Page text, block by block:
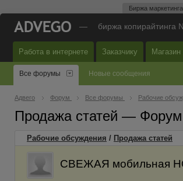
Биржа маркетинга
— биржа копирайтинга
Работа в интернете Заказчику Магазин
Все форумы Новые сообщения
Адвего Форум Все форумы Рабочие
Продажа статей —
Рабочие обсуждения / Продажа статей
СВЕЖАЯ мобильная